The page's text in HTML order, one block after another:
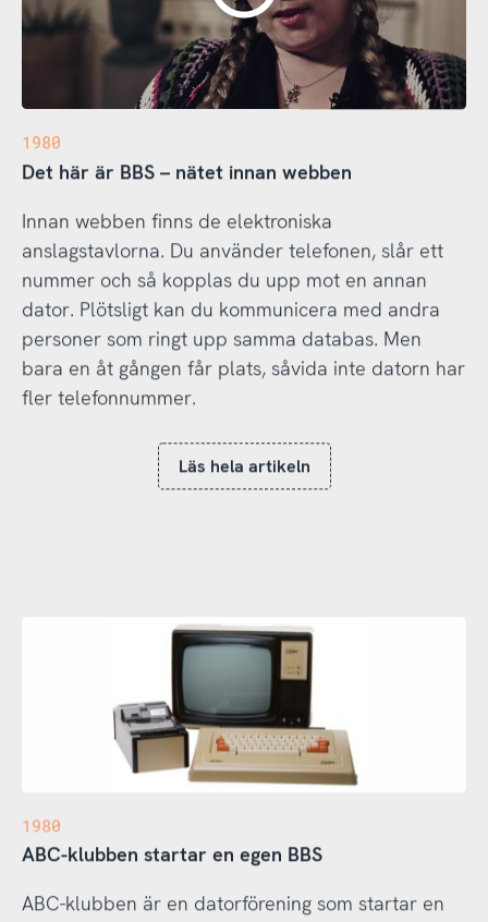
1980
Det här är BBS – nätet innan webben
Innan webben finns de elektroniska
anslagstavlorna. Du använder telefonen, slår ett
nummer och så kopplas du upp mot en annan
dator. Plötsligt kan du kommunicera med andra
personer som ringt upp samma databas. Men
bara en åt gången får plats, såvida inte datorn har
fler telefonnummer.
Läs hela artikeln
1980
ABC-klubben startar en egen BBS
ABC-klubben är en datorförening som startar en